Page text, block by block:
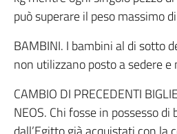
può superare il peso massimo
BAMBINI. I bambini al di sotto
non utilizzano posto a sedere
CAMBIO DI PRECEDENTI
NEOS. Chi fosse in possesso